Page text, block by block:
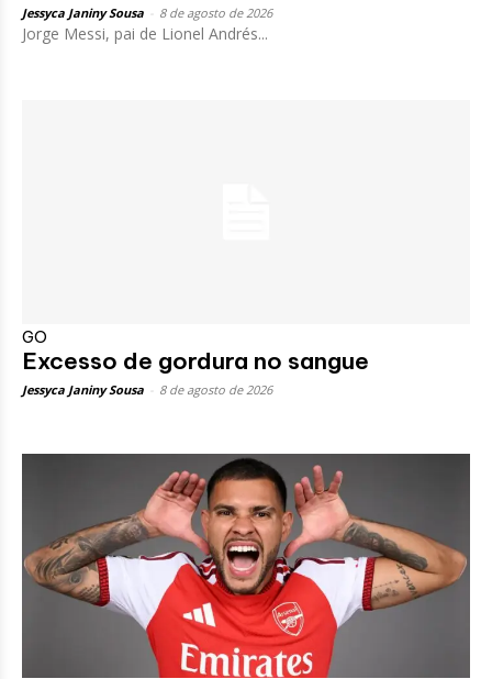
Jessyca Janiny Sousa 8 de agosto de 2026
Jorge Messi, pai de Lionel Andrés...
GO
Excesso de gordura no sangue
Jessyca Janiny Sousa 8 de agosto de 2026